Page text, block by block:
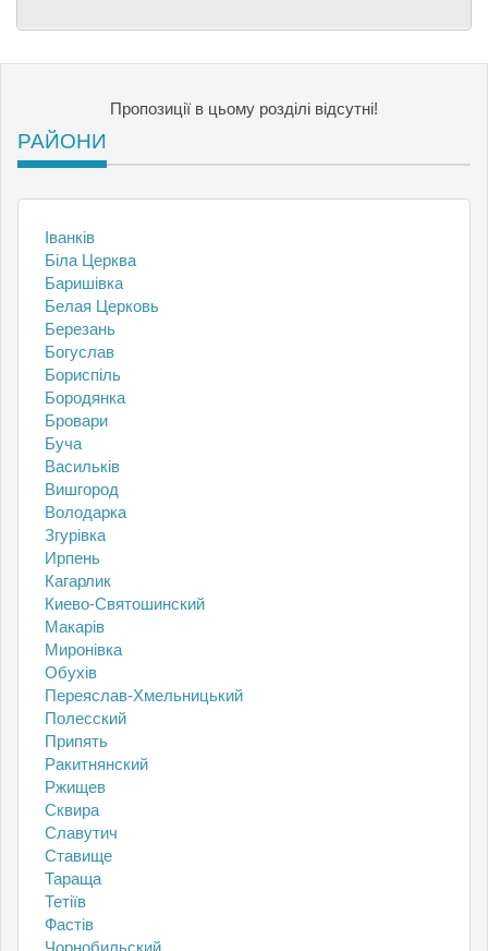
Пропозиції в цьому розділі відсутні!
РАЙОНИ
Іванків
Біла Церква
Баришівка
Белая Церковь
Березань
Богуслав
Бориспіль
Бородянка
Бровари
Буча
Васильків
Вишгород
Володарка
Згурівка
Ирпень
Кагарлик
Киево-Святошинский
Макарів
Миронівка
Обухів
Переяслав-Хмельницький
Полесский
Припять
Ракитнянский
Ржищев
Сквира
Славутич
Ставище
Тараща
Тетіїв
Фастів
Чорнобильский